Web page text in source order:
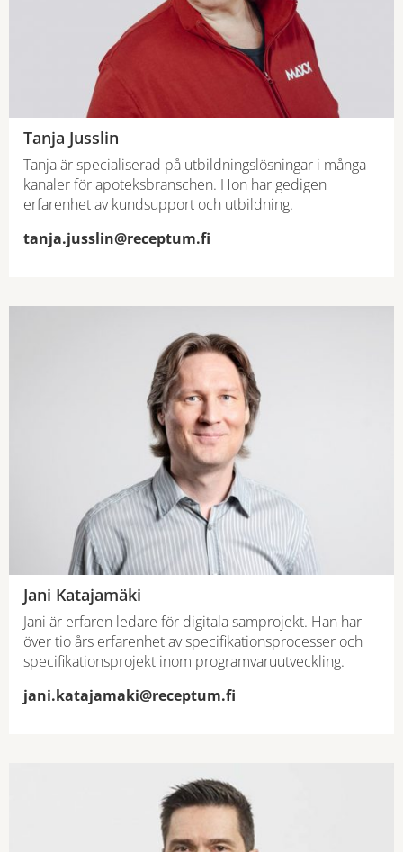
Tanja Jusslin
Tanja är specialiserad på utbildningslösningar i många
kanaler för apoteksbranschen. Hon har gedigen
erfarenhet av kundsupport och utbildning.
tanja.jusslin@receptum.fi
Jani Katajamäki
Jani är erfaren ledare för digitala samprojekt. Han har
över tio års erfarenhet av specifikationsprocesser och
specifikationsprojekt inom programvaruutveckling.
jani.katajamaki@receptum.fi